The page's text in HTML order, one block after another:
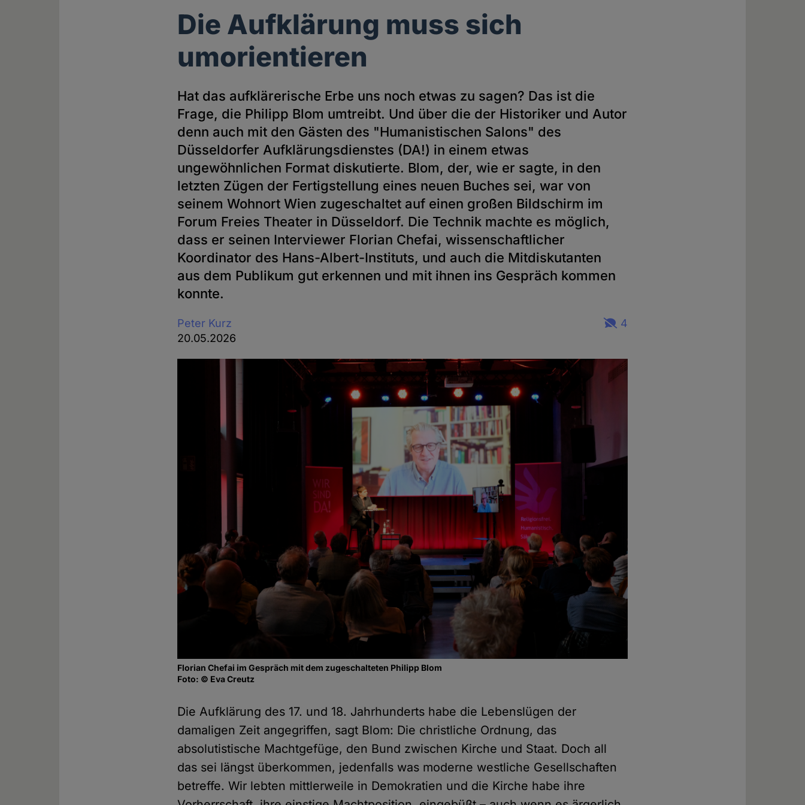
Die Aufklärung muss sich
umorientieren
Hat das aufklärerische Erbe uns noch etwas zu sagen? Das ist die
Frage, die Philipp Blom umtreibt. Und über die der Historiker und Autor
denn auch mit den Gästen des "Humanistischen Salons" des
Düsseldorfer Aufklärungsdienstes (DA!) in einem etwas
ungewöhnlichen Format diskutierte. Blom, der, wie er sagte, in den
letzten Zügen der Fertigstellung eines neuen Buches sei, war von
seinem Wohnort Wien zugeschaltet auf einen großen Bildschirm im
Forum Freies Theater in Düsseldorf. Die Technik machte es möglich,
dass er seinen Interviewer Florian Chefai, wissenschaftlicher
Koordinator des Hans-Albert-Instituts, und auch die Mitdiskutanten
aus dem Publikum gut erkennen und mit ihnen ins Gespräch kommen
konnte.
Peter Kurz
20.05.2026
4
Florian Chefai im Gespräch mit dem zugeschalteten Philipp Blom
Foto: © Eva Creutz
Die Aufklärung des 17. und 18. Jahrhunderts habe die Lebenslügen der
damaligen Zeit angegriffen, sagt Blom: Die christliche Ordnung, das
absolutistische Machtgefüge, den Bund zwischen Kirche und Staat. Doch all
das sei längst überkommen, jedenfalls was moderne westliche Gesellschaften
betreffe. Wir lebten mittlerweile in Demokratien und die Kirche habe ihre